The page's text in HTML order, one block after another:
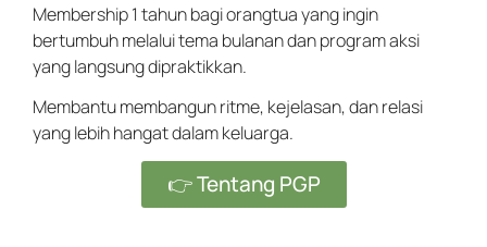
Membership 1 tahun bagi orangtua yang ingin
bertumbuh melalui tema bulanan dan program aksi
yang langsung dipraktikkan.
Membantu membangun ritme, kejelasan, dan relasi
yang lebih hangat dalam keluarga.
👉 Tentang PGP